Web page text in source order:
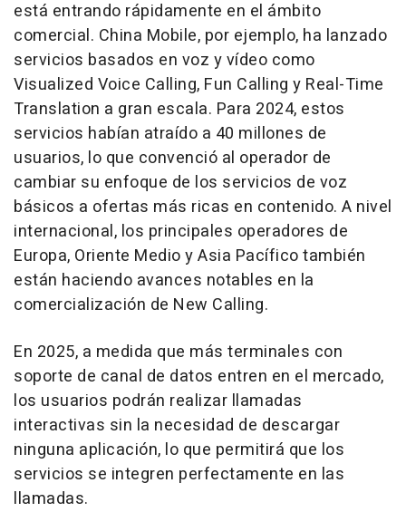
está entrando rápidamente en el ámbito
comercial. China Mobile, por ejemplo, ha lanzado
servicios basados en voz y vídeo como
Visualized Voice Calling, Fun Calling y Real-Time
Translation a gran escala. Para 2024, estos
servicios habían atraído a 40 millones de
usuarios, lo que convenció al operador de
cambiar su enfoque de los servicios de voz
básicos a ofertas más ricas en contenido. A nivel
internacional, los principales operadores de
Europa, Oriente Medioy Asia Pacífico también
están haciendo avances notables en la
comercialización de New Calling.
En 2025, a medida que más terminales con
soporte de canal de datos entren en el mercado,
los usuarios podrán realizar llamadas
interactivas sin la necesidad de descargar
ninguna aplicación, lo que permitirá que los
servicios se integren perfectamente en las
llamadas.